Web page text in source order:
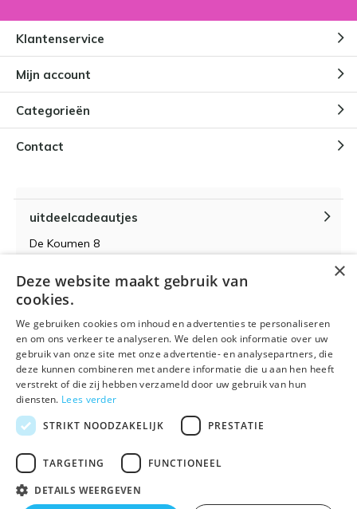
Klantenservice
Mijn account
Categorieën
Contact
uitdeelcadeautjes
De Koumen 8
KvK-nummer 14087571
BTW-nummer NL 815399145 B01
© 2026 - Powered by
Algemene voorwaarden RSS-feed
×
Deze website maakt gebruik van
cookies.
We gebruiken cookies om inhoud en advertenties te personaliseren
en om ons verkeer te analyseren. We delen ook informatie over uw
gebruik van onze site met onze advertentie- en analysepartners, die
deze kunnen combineren met andere informatie die u aan hen heeft
verstrekt of die zij hebben verzameld door uw gebruik van hun
diensten. Lees verder
STRIKT NOODZAKELIJK
PRESTATIE
TARGETING FUNCTIONEEL
DETAILS WEERGEVEN